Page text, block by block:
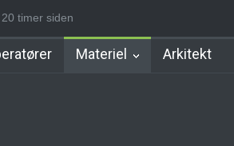
Station Måløv Station
timer siden
Materiel Arkitekt